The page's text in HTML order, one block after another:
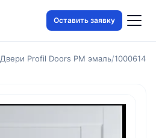
Оставить заявку
Двери Profil Doors PM эмаль/1000614